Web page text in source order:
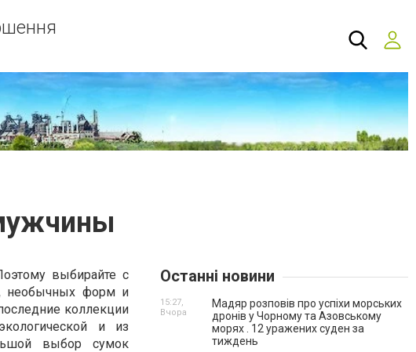
выбирайте с
необычных форм и
коллекции
и из
выбор сумок
Останні новини
Мадяр розповів про успіхи морських
дронів у Чорному та Азовському
морях . 12 уражених суден за
тиждень
15:27,
Вчора